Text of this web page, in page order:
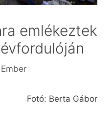
emlékeztek
Fotó: Berta Gábor